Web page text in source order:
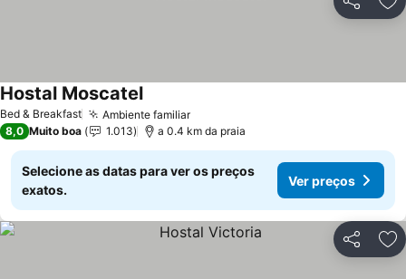
Partilhar
Bed & Breakfast Ambiente familiar
Hostal Moscatel
8,0 Muito boa 1.013 a 0.4 km da praia
Selecione as datas para ver os preços
exatos.
Ver preços
Partilhar